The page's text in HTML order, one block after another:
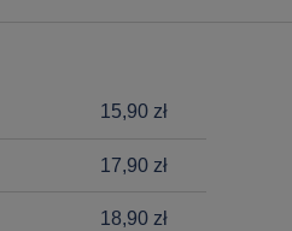
15,90 zł
17,90 zł
18,90 zł